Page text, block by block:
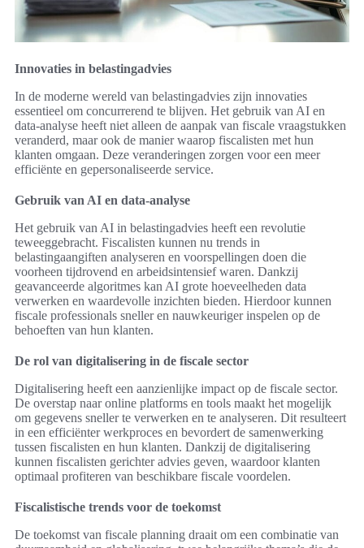
Innovaties in belastingadvies
In de moderne wereld van belastingadvies zijn innovaties
essentieel om concurrerend te blijven. Het gebruik van AI en
data-analyse heeft niet alleen de aanpak van fiscale vraagstukken
veranderd, maar ook de manier waarop fiscalisten met hun
klanten omgaan. Deze veranderingen zorgen voor een meer
efficiënte en gepersonaliseerde service.
Gebruik van AI en data-analyse
Het gebruik van AI in belastingadvies heeft een revolutie
teweeggebracht. Fiscalisten kunnen nu trends in
belastingaangiften analyseren en voorspellingen doen die
voorheen tijdrovend en arbeidsintensief waren. Dankzij
geavanceerde algoritmes kan AI grote hoeveelheden data
verwerken en waardevolle inzichten bieden. Hierdoor kunnen
fiscale professionals sneller en nauwkeuriger inspelen op de
behoeften van hun klanten.
De rol van digitalisering in de fiscale sector
Digitalisering heeft een aanzienlijke impact op de fiscale sector.
De overstap naar online platforms en tools maakt het mogelijk
om gegevens sneller te verwerken en te analyseren. Dit resulteert
in een efficiënter werkproces en bevordert de samenwerking
tussen fiscalisten en hun klanten. Dankzij de digitalisering
kunnen fiscalisten gerichter advies geven, waardoor klanten
optimaal profiteren van beschikbare fiscale voordelen.
Fiscalistische trends voor de toekomst
De toekomst van fiscale planning draait om een combinatie van